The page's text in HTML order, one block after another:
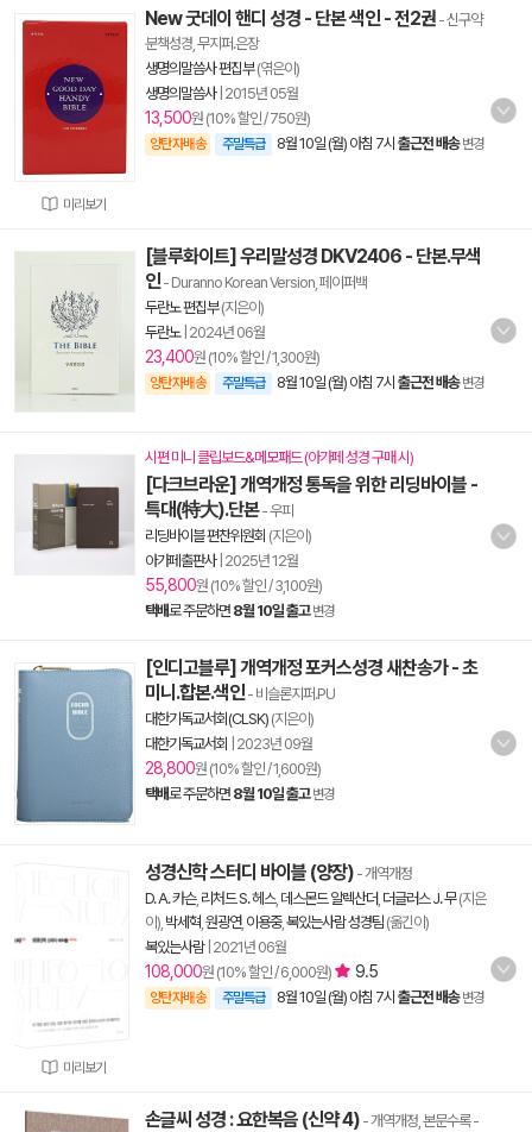
미리보기
New 굿데이 핸디 성경 - 단본 색인 - 전2권 - 신구약
분책성경, 무지퍼.은장
생명의말씀사 편집부(엮은이)
생명의말씀사| 2015년 05월
13,500원 (10% 할인 / 750원)
양탄자배송 주말특급 8월 10일 (월) 아침 7시 출근전 배송 변경
[블루화이트] 우리말성경 DKV2406 - 단본.무색
인- Duranno Korean Version, 페이퍼백
두란노 편집부(지은이)
두란노| 2024년 06월
23,400원 (10% 할인 / 1,300원)
양탄자배송 주말특급 8월 10일 (월) 아침 7시 출근전 배송 변경
시편 미니 클립보드&메모패드 (아가페 성경 구매 시)
[다크브라운] 개역개정 통독을 위한 리딩바이블 -
특대(特大).단본- 우피
리딩바이블 편찬위원회 (지은이)
아가페출판사| 2025년 12월
55,800원 (10% 할인 / 3,100원)
택배로 주문하면 8월 10일 출고 변경
[인디고블루] 개역개정 포커스성경 새찬송가 - 초
미니.합본.색인- 비슬론지퍼.PU
대한기독교서회(CLSK) (지은이)
대한기독교서회
2023년 09월
28,800원 (10% 할인 / 1,600원)
택배로 주문하면 8월 10일 출고 변경
미리보기
성경신학 스터디 바이블 (양장) - 개역개정
D. A. 카슨, 리처드 S. 헤스, 데스몬드 알렉산더 더글러스 J. 무(지은
이), 박세혁 원광연, 이용중, 복있는사람 성경팀 (옮긴이)
복있는사람| 2021년 06월
108,000원 (10% 할인 / 6,000원) 9.5
양탄자배송 주말특급 8월 10일 (월) 아침 7시 출근전 배송 변경
손글씨 성경 : 요한복음 (신약 4) - 개역개정, 본문수록-